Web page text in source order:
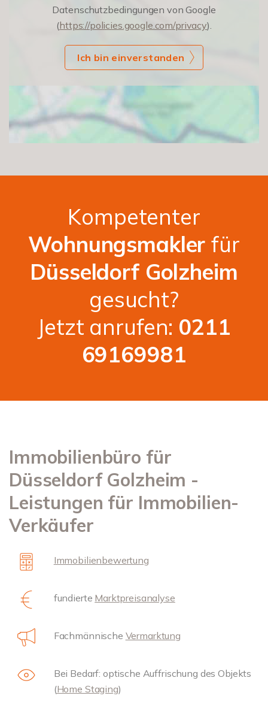
Datenschutzbedingungen von Google
(https://policies.google.com/privacy).
Ich bin einverstanden
Kompetenter
Wohnungsmaklerfür
Düsseldorf Golzheim
gesucht?
Jetzt anrufen: 0211
69169981
Immobilienbüro für
Düsseldorf Golzheim -
Leistungen für Immobilien-
Verkäufer
Immobilienbewertung
fundierte Marktpreisanalyse
Fachmännische Vermarktung
Bei Bedarf: optische Auffrischung des Objekts
(Home Staging)